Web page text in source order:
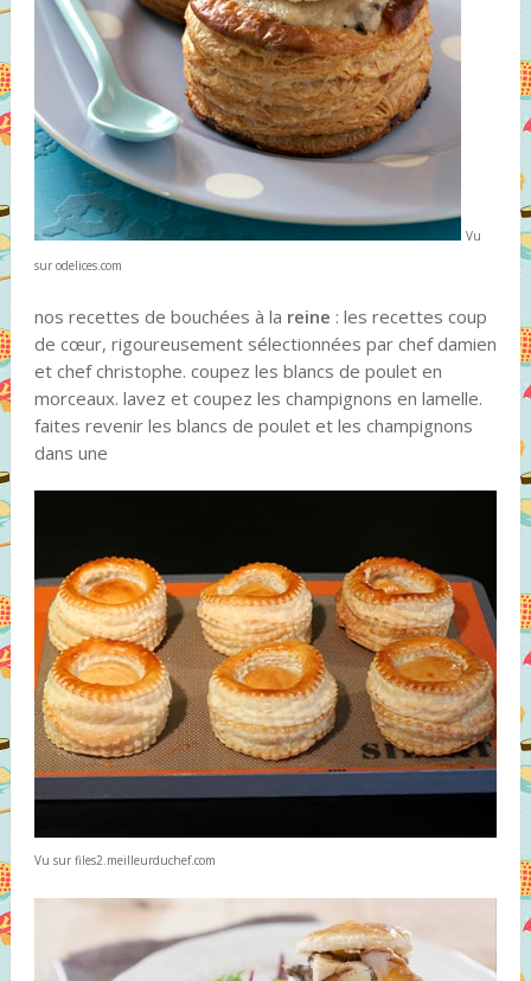
Vu
sur odelices.com
nos recettes de bouchées à la reine : les recettes coup
de cœur, rigoureusement sélectionnées par chef damien
et chef christophe. coupez les blancs de poulet en
morceaux. lavez et coupez les champignons en lamelle.
faites revenir les blancs de poulet et les champignons
dans une
Vu sur files2.meilleurduchef.com